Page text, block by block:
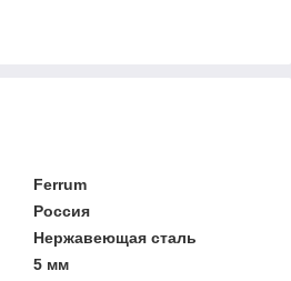
Ferrum
Россия
Нержавеющая сталь
5 мм